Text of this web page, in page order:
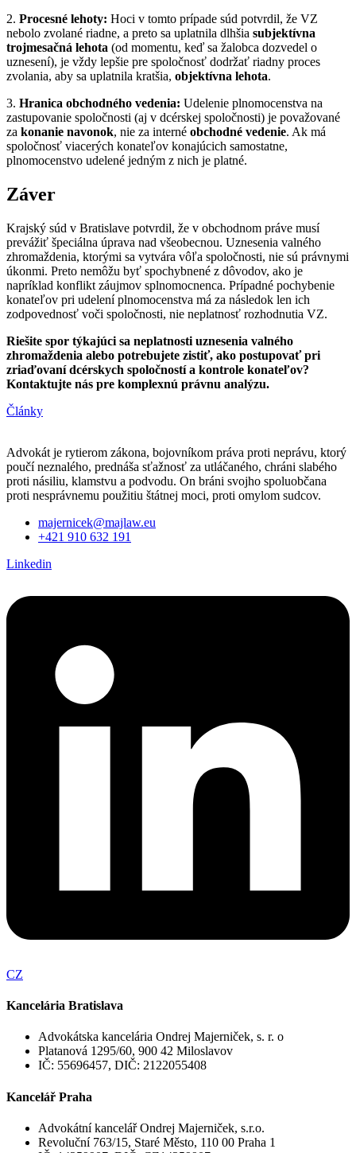
2. Procesné lehoty: Hoci v tomto prípade súd potvrdil, že VZ
nebolo zvolané riadne, a preto sa uplatnila dlhšia subjektívna
trojmesačná lehota (od momentu, keď sa žalobca dozvedel o
uznesení), je vždy lepšie pre spoločnosť dodržať riadny proces
zvolania, aby sa uplatnila kratšia, objektívna lehota.
3. Hranica obchodného vedenia: Udelenie plnomocenstva na
zastupovanie spoločnosti (aj v dcérskej spoločnosti) je považované
za konanie navonok, nie za interné obchodné vedenie. Ak má
spoločnosť viacerých konateľov konajúcich samostatne,
plnomocenstvo udelené jedným z nich je platné.
Záver
Krajský súd v Bratislave potvrdil, že v obchodnom práve musí
prevážiť špeciálna úprava nad všeobecnou. Uznesenia valného
zhromaždenia, ktorými sa vytvára vôľa spoločnosti, nie sú právnymi
úkonmi. Preto nemôžu byť spochybnené z dôvodov, ako je
napríklad konflikt záujmov splnomocnenca. Prípadné pochybenie
konateľov pri udelení plnomocenstva má za následok len ich
zodpovednosť voči spoločnosti, nie neplatnosť rozhodnutia VZ.
Riešite spor týkajúci sa neplatnosti uznesenia valného
zhromaždenia alebo potrebujete zistiť, ako postupovať pri
zriaďovaní dcérskych spoločností a kontrole konateľov?
Kontaktujte nás pre komplexnú právnu analýzu.
Články
Advokát je rytierom zákona, bojovníkom práva proti neprávu, ktorý
poučí neznalého, prednáša sťažnosť za utláčaného, chráni slabého
proti násiliu, klamstvu a podvodu. On bráni svojho spoluobčana
proti nesprávnemu použitiu štátnej moci, proti omylom sudcov.
majernicek@majlaw.eu
+421 910 632 191
Linkedin
CZ
Kancelária Bratislava
Advokátska kancelária Ondrej Majerniček, s. r. o
Platanová 1295/60, 900 42 Miloslavov
IČ: 55696457, DIČ: 2122055408
Kancelář Praha
Advokátní kancelář Ondrej Majerniček, s.r.o.
Revoluční 763/15, Staré Město, 110 00 Praha 1